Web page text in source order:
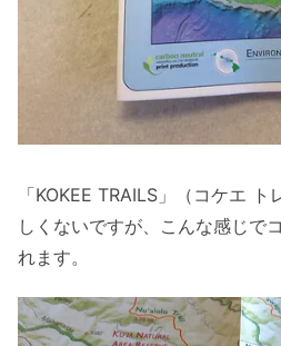
「KOKEE TRAILS」（コケエ
しくないですが、こんな感じで
れます。